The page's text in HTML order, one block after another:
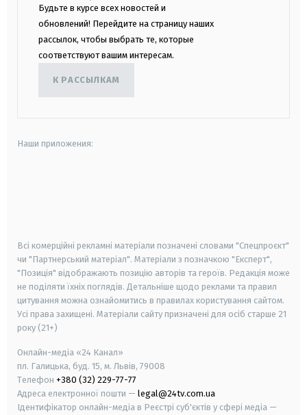
Будьте в курсе всех новостей и
обновлений! Перейдите на страницу наших
рассылок, чтобы выбрать те, которые
соответствуют вашим интересам.
К РАССЫЛКАМ
Наши приложения:
Всі комерційні рекламні матеріали позначені словами "Спецпроєкт"
чи "Партнерський матеріал". Матеріали з позначкою "Експерт",
"Позиція" відображають позицію авторів та героїв. Редакція може
не поділяти їхніх поглядів. Детальніше щодо реклами та правил
цитування можна ознайомитись в правилах користування сайтом.
Усі права захищені. Матеріали сайту призначені для осіб старше 21
року (21+)
Онлайн-медіа «24 Канал»
пл. Галицька, буд. 15, м. Львів, 79008
Телефон +380 (32) 229-77-77
Адреса електронної пошти — legal@24tv.com.ua
Ідентифікатор онлайн-медіа в Реєстрі суб'єктів у сфері медіа —